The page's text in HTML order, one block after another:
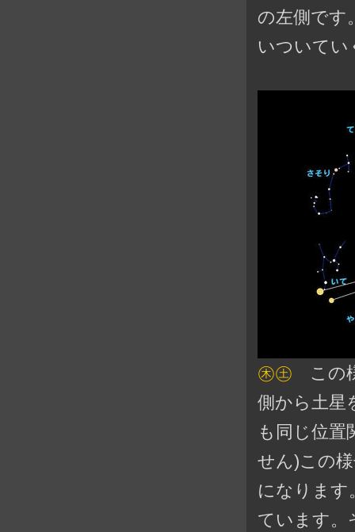
の左側です
いついてい
㊍㊏ この
側から土星
も同じ位
せん)この
になります
ています。